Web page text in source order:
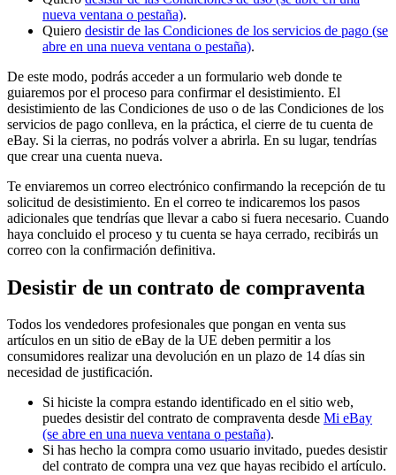
nueva ventana o pestaña).
Quiero desistir de las Condiciones de los servicios de pago (se
abre en una nueva ventana o pestaña).
De este modo, podrás acceder a un formulario web donde te
guiaremos por el proceso para confirmar el desistimiento. El
desistimiento de las Condiciones de uso o de las Condiciones de los
servicios de pago conlleva, en la práctica, el cierre de tu cuenta de
eBay. Si la cierras, no podrás volver a abrirla. En su lugar, tendrías
que crear una cuenta nueva.
Te enviaremos un correo electrónico confirmando la recepción de tu
solicitud de desistimiento. En el correo te indicaremos los pasos
adicionales que tendrías que llevar a cabo si fuera necesario. Cuando
haya concluido el proceso y tu cuenta se haya cerrado, recibirás un
correo con la confirmación definitiva.
Desistir de un contrato de compraventa
Todos los vendedores profesionales que pongan en venta sus
artículos en un sitio de eBay de la UE deben permitir a los
consumidores realizar una devolución en un plazo de 14 días sin
necesidad de justificación.
Si hiciste la compra estando identificado en el sitio web,
puedes desistir del contrato de compraventa desde Mi eBay
(se abre en una nueva ventana o pestaña).
Si has hecho la compra como usuario invitado, puedes desistir
del contrato de compra una vez que hayas recibido el artículo.